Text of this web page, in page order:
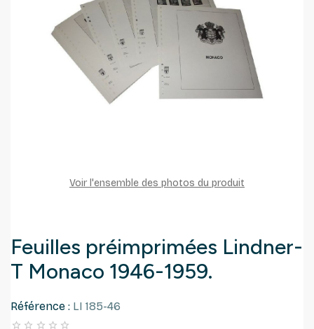
Voir l'ensemble des photos du produit
Feuilles préimprimées Lindner-
T Monaco 1946-1959.
Référence : LI 185-46
    